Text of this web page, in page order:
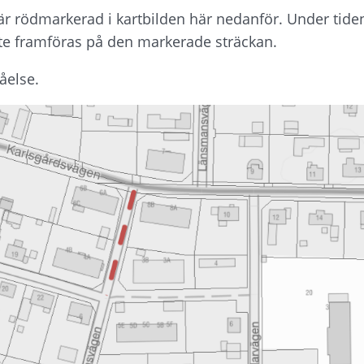
rödmarkerad i kartbilden här nedanför. Under
framföras på den markerade sträckan.